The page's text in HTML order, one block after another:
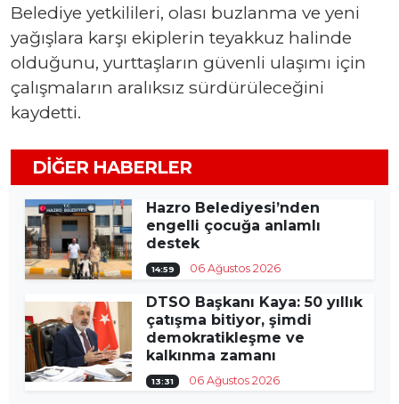
Belediye yetkilileri, olası buzlanma ve yeni
yağışlara karşı ekiplerin teyakkuz halinde
olduğunu, yurttaşların güvenli ulaşımı için
çalışmaların aralıksız sürdürüleceğini
kaydetti.
DIĞER HABERLER
Hazro Belediyesi’nden
engelli çocuğa anlamlı
destek
14:59 06 Ağustos 2026
DTSO Başkanı Kaya: 50 yıllık
çatışma bitiyor, şimdi
demokratikleşme ve
kalkınma zamanı
13:31 06 Ağustos 2026